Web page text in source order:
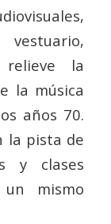
la
la música
años 70.
la pista de
y clases
mismo